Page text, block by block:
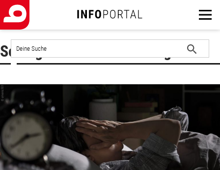
der
Website
Schlagwort : Schlafstörungen